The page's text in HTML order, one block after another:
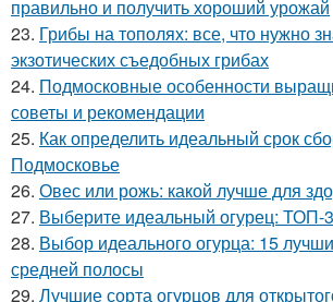
правильно и получить хороший урожай
23. Грибы на тополях: все, что нужно
экзотических съедобных грибах
24. Подмосковные особенности
советы и рекомендации
25. Как определить идеальный срок
Подмосковье
26. Овес или рожь: какой лучше для
27. Выберите идеальный огурец: ТОП-
28. Выбор идеального огурца: 15
средней полосы
29. Лучшие сорта огурцов для